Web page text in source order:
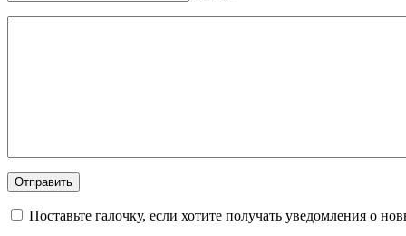
Поставьте галочку, если хотите получать уведомления о